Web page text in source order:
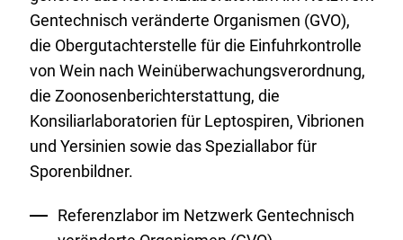
Gentechnisch veränderte Organismen (GVO),
die Obergutachterstelle für die Einfuhrkontrolle
von Wein nach Weinüberwachungsverordnung,
die Zoonosenberichterstattung, die
Konsiliarlaboratorien für Leptospiren, Vibrionen
und Yersinien sowie das Speziallabor für
Sporenbildner.
Referenzlabor im Netzwerk Gentechnisch